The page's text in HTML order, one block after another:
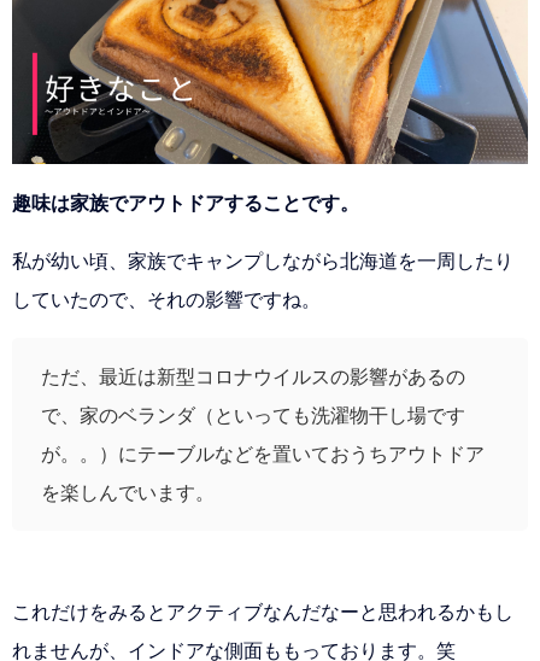
趣味は家族でアウトドアすることです。
私が幼い頃、家族でキャンプしながら北海道を一周したり
していたので、それの影響ですね。
ただ、最近は新型コロナウイルスの影響があるの
で、家のベランダ（といっても洗濯物干し場です
が。。）にテーブルなどを置いておうちアウトドア
を楽しんでいます。
これだけをみるとアクティブなんだなーと思われるかもし
れませんが、インドアな側面ももっております。笑